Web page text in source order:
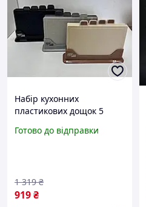
Набір кухонних
пластикових дощок 5
сірий / Двостороннє
Готово до відправки
919₴
1 319 ₴